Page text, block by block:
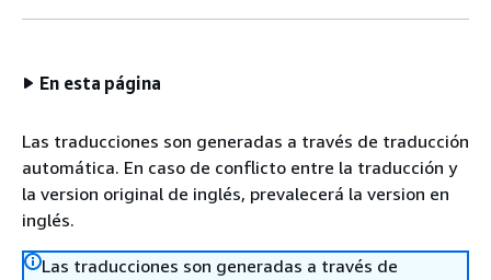
En esta página
Las traducciones son generadas a través de traducción
automática. En caso de conflicto entre la traducción y
la version original de inglés, prevalecerá la version en
inglés.
Las traducciones son generadas a través de